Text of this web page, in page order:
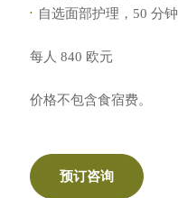
自选面部护理，50 分钟
每人 840 欧元
价格不包含食宿费。
预订咨询